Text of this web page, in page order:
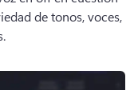
de tonos, voces,